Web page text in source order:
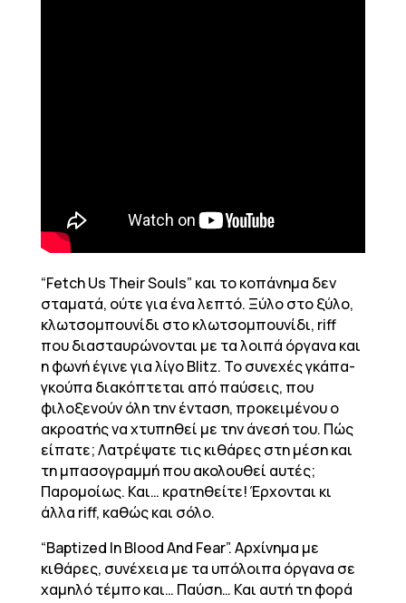
“Fetch Us Their Souls” και το κοπάνημα δεν
σταματά, ούτε για ένα λεπτό. Ξύλο στο ξύλο,
κλωτσομπουνίδι στο κλωτσομπουνίδι, riff
που διασταυρώνονται με τα λοιπά όργανα και
η φωνή έγινε για λίγο Blitz. To συνεχές γκάπα-
γκούπα διακόπτεται από παύσεις, που
φιλοξενούν όλη την ένταση, προκειμένου ο
ακροατής να χτυπηθεί με την άνεσή του. Πώς
είπατε; Λατρέψατε τις κιθάρες στη μέση και
τη μπασογραμμή που ακολουθεί αυτές;
Παρομοίως. Και… κρατηθείτε! Έρχονται κι
άλλα riff, καθώς και σόλο.
“Baptized In Blood And Fear”. Αρχίνημα με
κιθάρες, συνέχεια με τα υπόλοιπα όργανα σε
χαμηλό τέμπο και… Παύση… Και αυτή τη φορά